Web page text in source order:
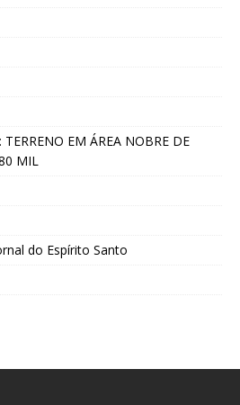
EM ÁREA NOBRE DE
MIL
do Espírito Santo